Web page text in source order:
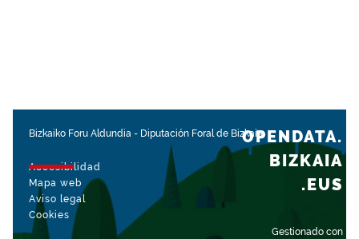
Bizkaiko Foru Aldundia - Diputación Foral de Bizkaia
Accesibilidad
Mapa web
Aviso legal
Cookies
Gestionado con
OPENDATA.
BIZKAIA
.EUS